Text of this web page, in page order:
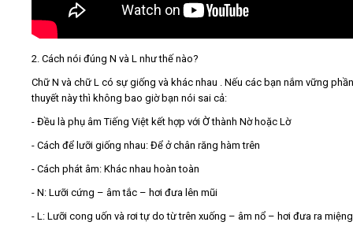
2. Cách nói đúng N và L như thế nào?
Chữ N và chữ L có sự giống và khác nhau . Nếu các bạn nắm vững
thuyết này thì không bao giờ bạn nói sai cả:
- Đều là phụ âm Tiếng Việt kết hợp với Ờ thành Nờ hoặc Lờ
- Cách để lưỡi giống nhau: Để ở chân răng hàm trên
- Cách phát âm: Khác nhau hoàn toàn
- N: Lưỡi cứng – âm tắc – hơi đưa lên mũi
- L: Lưỡi cong uốn và rơi tự do từ trên xuống – âm nổ – hơi đưa ra miệng